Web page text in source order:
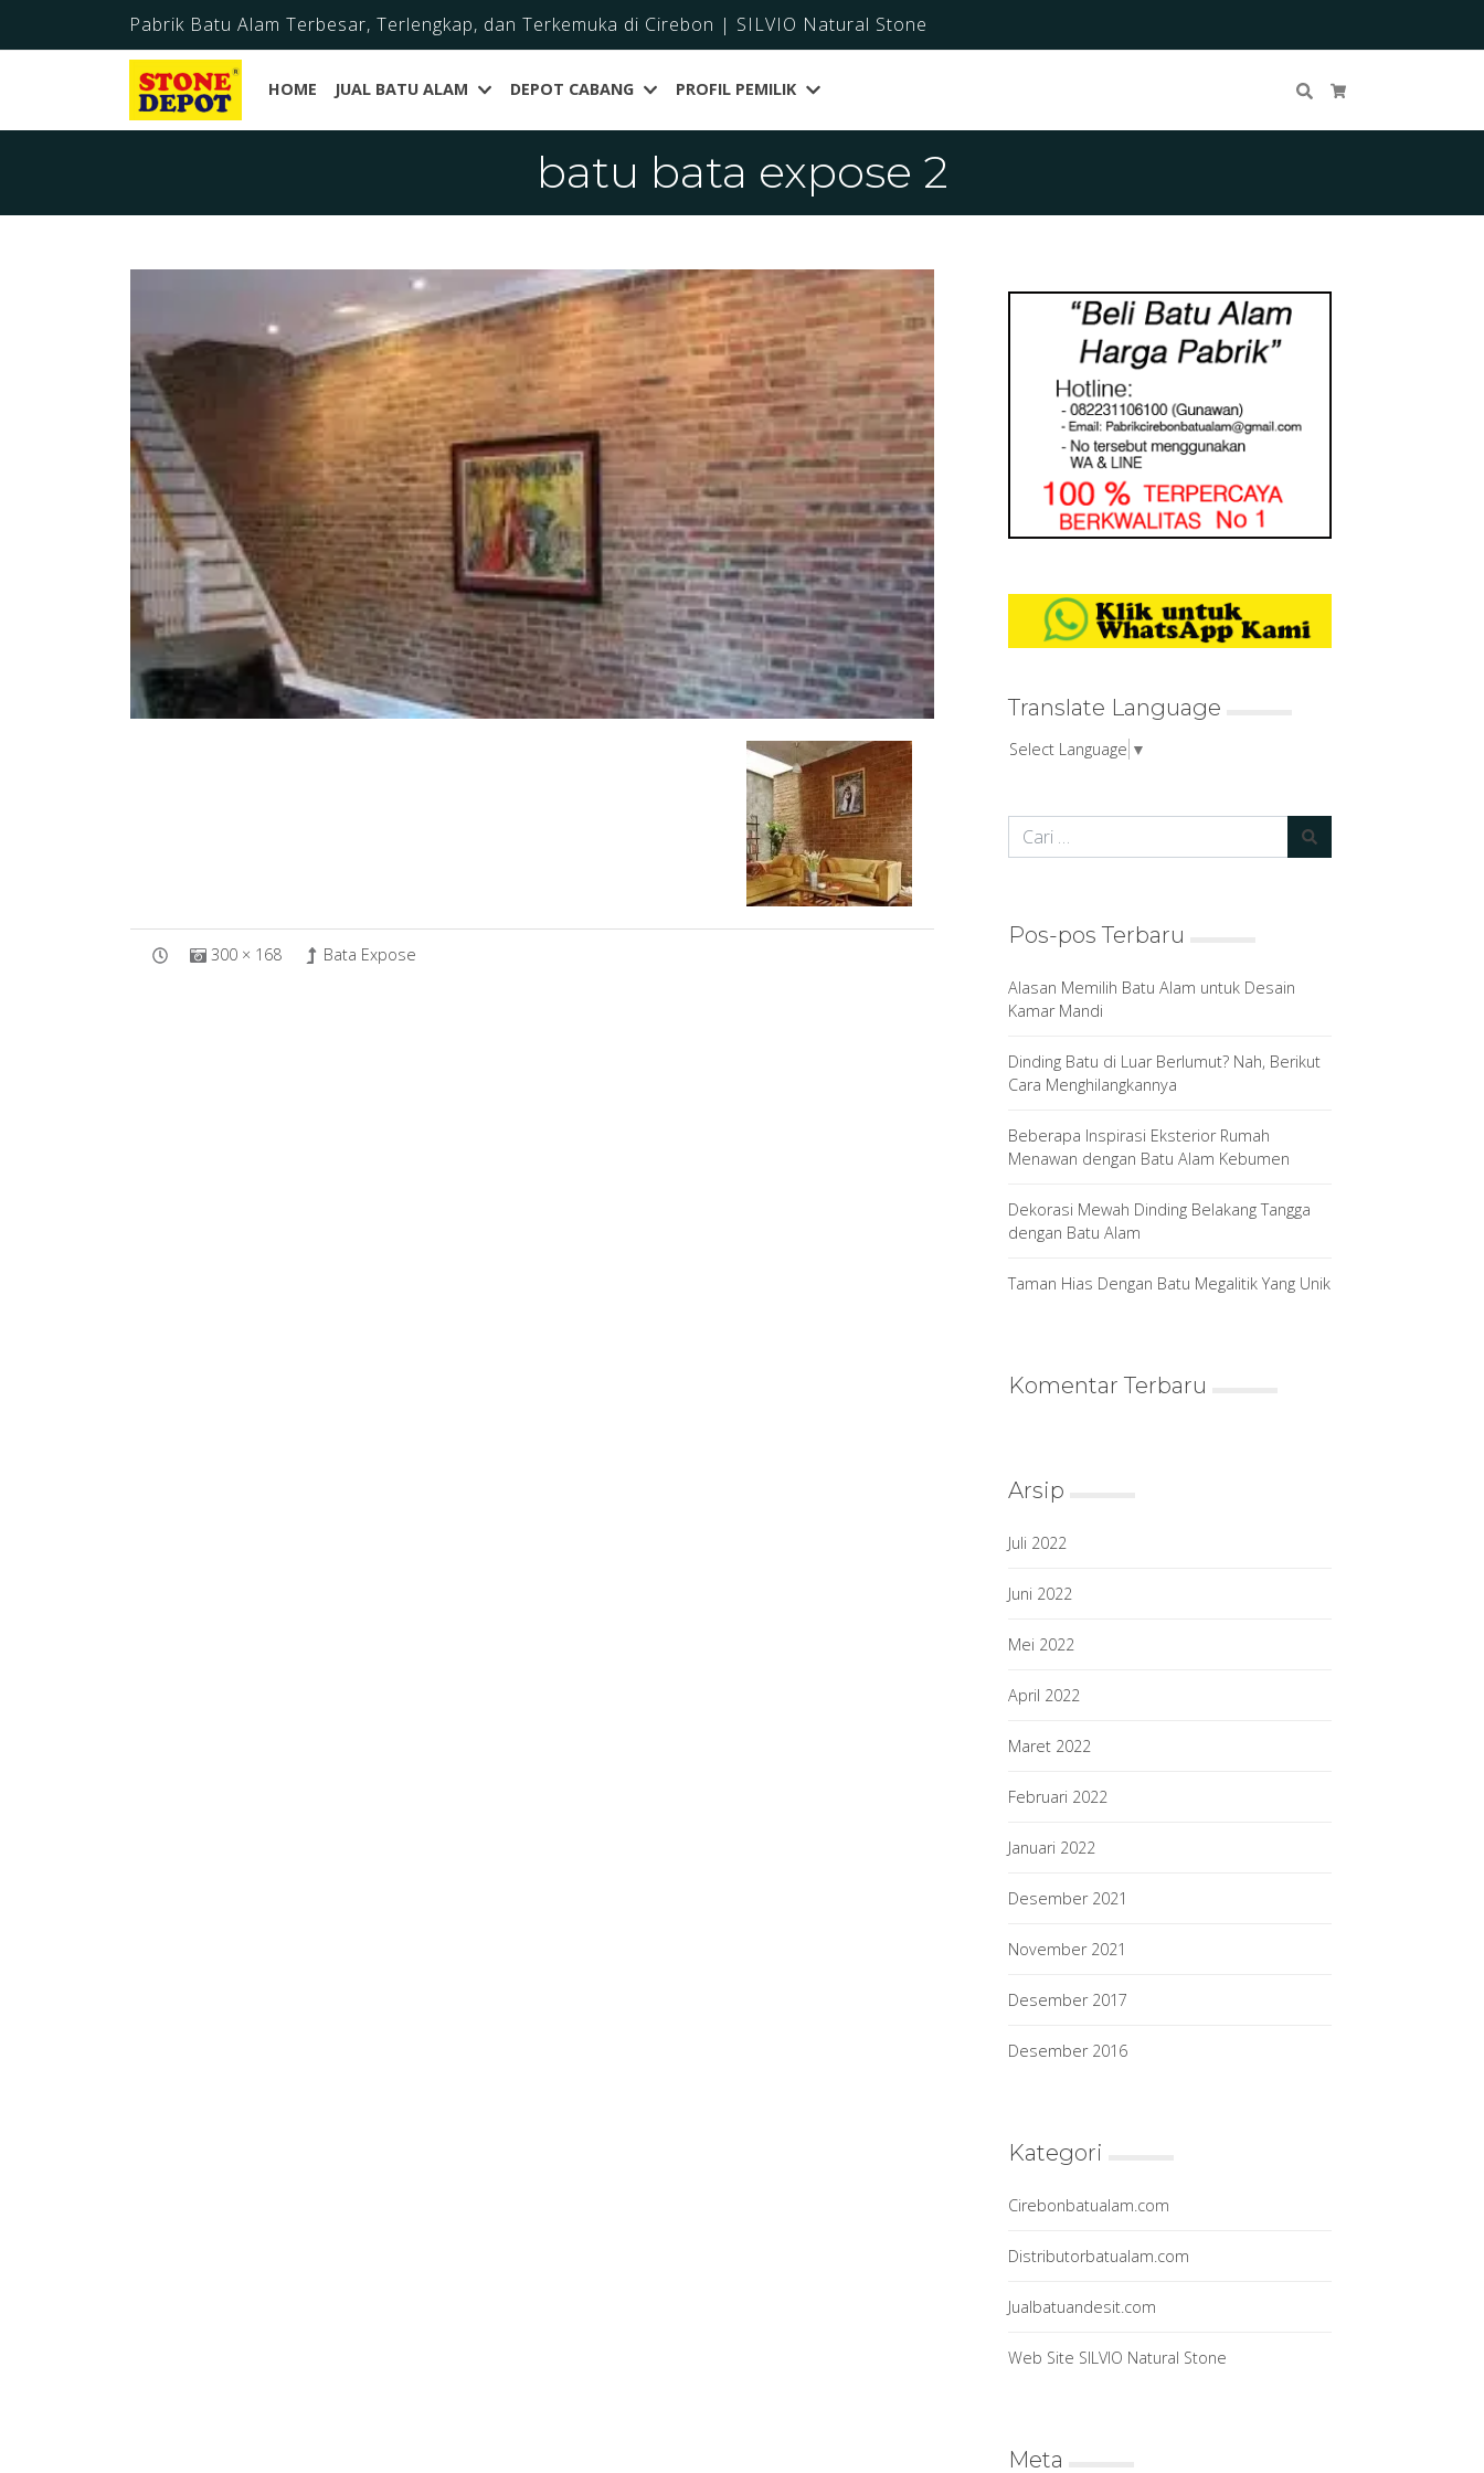
Pabrik Batu Alam Terbesar, Terlengkap, dan Terkemuka di Cirebon | SILVIO Natural Stone
HOME JUAL BATU ALAM DEPOT CABANG PROFIL PEMILIK Cari
batu bata expose 2
300 × 168 Bata Expose
Translate Language
Select Language ▼
Pos-pos Terbaru
Alasan Memilih Batu Alam untuk Desain
Kamar Mandi
Dinding Batu di Luar Berlumut? Nah, Berikut
Cara Menghilangkannya
Beberapa Inspirasi Eksterior Rumah
Menawan dengan Batu Alam Kebumen
Dekorasi Mewah Dinding Belakang Tangga
dengan Batu Alam
Taman Hias Dengan Batu Megalitik Yang Unik
Komentar Terbaru
Arsip
Juli 2022
Juni 2022
Mei 2022
April 2022
Maret 2022
Februari 2022
Januari 2022
Desember 2021
November 2021
Desember 2017
Desember 2016
Kategori
Cirebonbatualam.com
Distributorbatualam.com
Jualbatuandesit.com
Web Site SILVIO Natural Stone
Meta